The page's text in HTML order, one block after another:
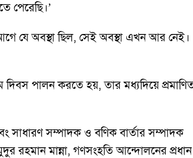
পেরেছি।’
যে অবস্থা ছিল, সেই অবস্থা এখন আর নেই।
পালন করতে হয়, তার মধ্যদিয়ে
সম্পাদক ও বণিক বার্তার সম্পাদক
রহমান মান্না, গণসংহতি আন্দোলনের প্রধান